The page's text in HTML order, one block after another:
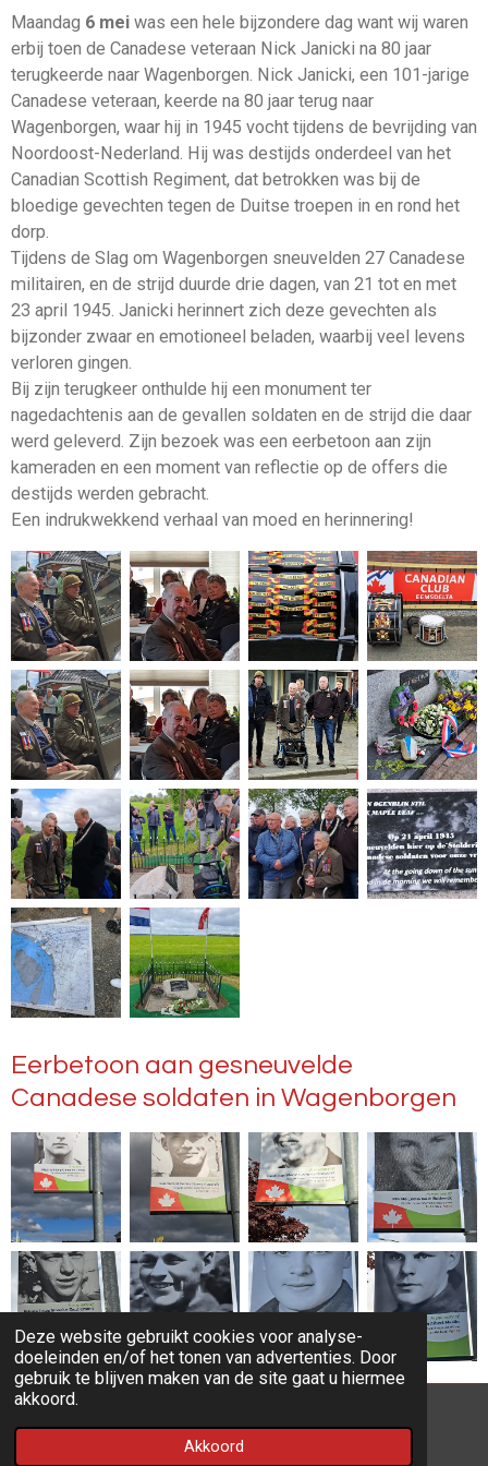
Deze website gebruikt cookies voor analyse-
doeleinden en/of het tonen van advertenties. Door
gebruik te blijven maken van de site gaat u hiermee
akkoord.
Akkoord
Maandag 6 mei was een hele bijzondere dag want wij waren
erbij toen de Canadese veteraan Nick Janicki na 80 jaar
terugkeerde naar Wagenborgen. Nick Janicki, een 101-jarige
Canadese veteraan, keerde na 80 jaar terug naar
Wagenborgen, waar hij in 1945 vocht tijdens de bevrijding van
Noordoost-Nederland. Hij was destijds onderdeel van het
Canadian Scottish Regiment, dat betrokken was bij de
bloedige gevechten tegen de Duitse troepen in en rond het
dorp.
Tijdens de Slag om Wagenborgen sneuvelden 27 Canadese
militairen, en de strijd duurde drie dagen, van 21 tot en met
23 april 1945. Janicki herinnert zich deze gevechten als
bijzonder zwaar en emotioneel beladen, waarbij veel levens
verloren gingen.
Bij zijn terugkeer onthulde hij een monument ter
nagedachtenis aan de gevallen soldaten en de strijd die daar
werd geleverd. Zijn bezoek was een eerbetoon aan zijn
kameraden en een moment van reflectie op de offers die
destijds werden gebracht.
Een indrukwekkend verhaal van moed en herinnering!
Eerbetoon aan gesneuvelde
Canadese soldaten in Wagenborgen